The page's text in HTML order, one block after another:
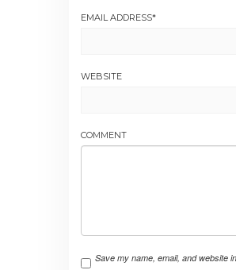
EMAIL ADDRESS*
WEBSITE
COMMENT
Save my name, email, and website